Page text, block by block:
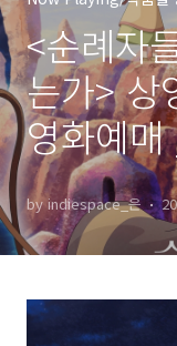
<순례자
는가> 상
영화예
by indiespace_은